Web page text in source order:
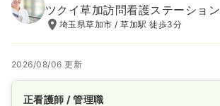
ツクイ草加訪問看護ステーション
埼玉県草加市 / 草加駅 徒歩3分
2026/08/06 更新
正看護師 / 管理職